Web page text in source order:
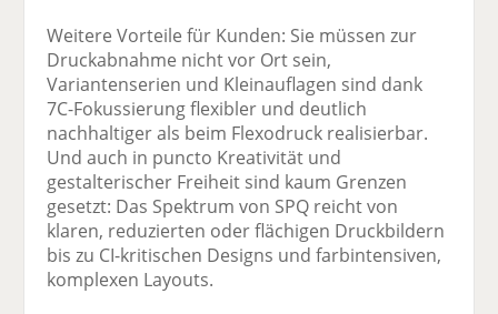
Weitere Vorteile für Kunden: Sie müssen zur
Druckabnahme nicht vor Ort sein,
Variantenserien und Kleinauflagen sind dank
7C-Fokussierung flexibler und deutlich
nachhaltiger als beim Flexodruck realisierbar.
Und auch in puncto Kreativität und
gestalterischer Freiheit sind kaum Grenzen
gesetzt: Das Spektrum von SPQ reicht von
klaren, reduzierten oder flächigen Druckbildern
bis zu CI-kritischen Designs und farbintensiven,
komplexen Layouts.